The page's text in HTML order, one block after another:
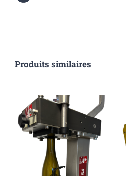
Produits similaires
DÉTAILS